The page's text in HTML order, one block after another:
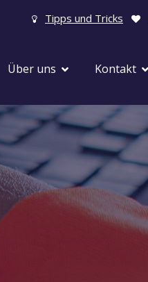
Tipps und Tricks
Über uns Kontakt